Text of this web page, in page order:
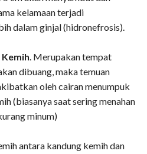
kelamaan terjadi
dalam ginjal (hidronefrosis).
. Merupakan tempat
dibuang, maka temuan
oleh cairan menumpuk
(biasanya saat sering menahan
minum)
antara kandung kemih dan